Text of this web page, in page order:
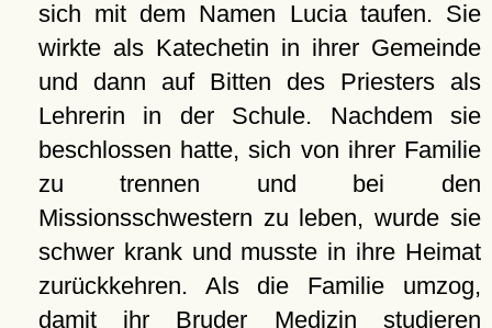
sich mit dem Namen Lucia taufen. Sie
wirkte als Katechetin in ihrer Gemeinde
und dann auf Bitten des Priesters als
Lehrerin in der Schule. Nachdem sie
beschlossen hatte, sich von ihrer Familie
zu trennen und bei den
Missionsschwestern zu leben, wurde sie
schwer krank und musste in ihre Heimat
zurückkehren. Als die Familie umzog,
damit ihr Bruder Medizin studieren